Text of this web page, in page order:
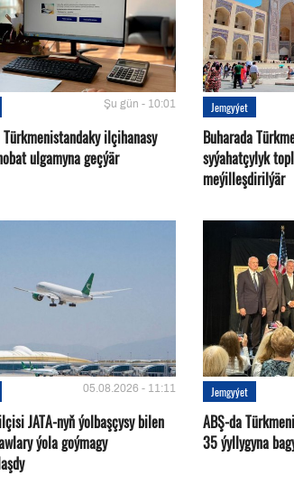
Şu gün - 10:01
Türkmenistandaky ilçihanasy
ulgamyna geçýär
Jemgyýet
Buharada
syýahatçylyk
meýilleşdirilýär
05.08.2026 - 11:11
JATA-nyň ýolbaşçysy bilen
ýola goýmagy
Jemgyýet
ABŞ-da
35 ýyllygyna